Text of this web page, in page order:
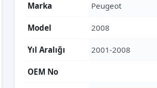
Marka Peugeot
Model 2008
Yıl Aralığı 2001-2008
OEM No